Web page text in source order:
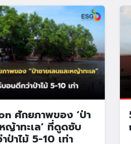
ศักยภาพของ ‘ป่า
ญ้าทะเล’ ที่ดูดซับ
ป่าไม้ 5-10 เท่า